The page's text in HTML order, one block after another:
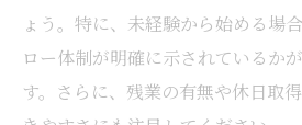
ょう。特に、未経験から始める場
ロー体制が明確に示されているか
す。さらに、残業の有無や休日取